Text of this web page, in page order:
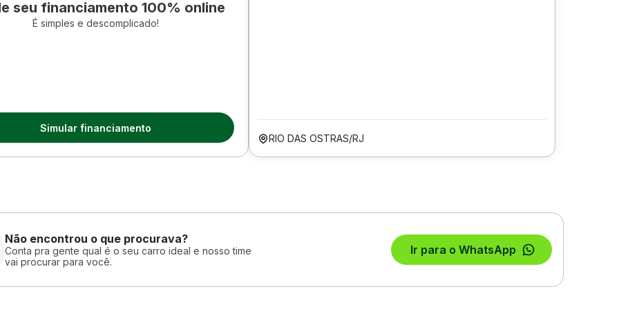
seu financiamento 100% online
É simples e descomplicado!
Simular financiamento
RIO DAS OSTRAS/RJ
Não encontrou o que procurava?
Conta pra gente qual é o seu carro ideal e nosso time
vai procurar para você.
Ir para o WhatsApp